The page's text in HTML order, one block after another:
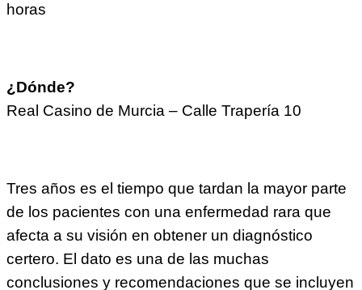
horas
¿Dónde?
Real Casino de Murcia – Calle Trapería 10
Tres años es el tiempo que tardan la mayor parte
de los pacientes con una enfermedad rara que
afecta a su visión en obtener un diagnóstico
certero. El dato es una de las muchas
conclusiones y recomendaciones que se incluyen